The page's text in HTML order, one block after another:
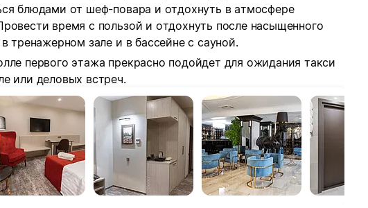
блюдами от шеф-повара и отдохнуть в атмосфере
время с пользой и отдохнуть после насыщенного
тренажерном зале и в бассейне с сауной.
первого этажа прекрасно подойдет для ожидания такси
или деловых встреч.